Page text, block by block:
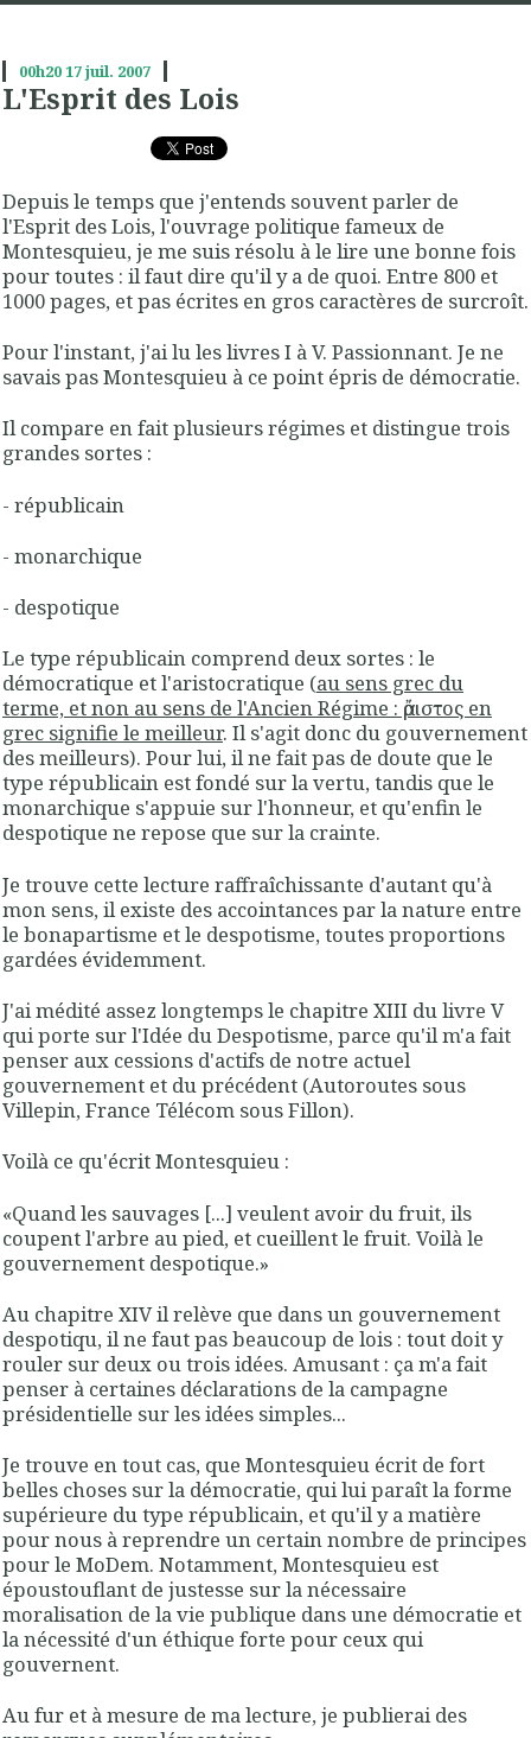
00h2017juil. 2007
L'Esprit des Lois
Depuis le temps que j'entends souvent parler de
l'Esprit des Lois, l'ouvrage politique fameux de
Montesquieu, je me suis résolu à le lire une bonne fois
pour toutes : il faut dire qu'il y a de quoi. Entre 800 et
1000 pages, et pas écrites en gros caractères de surcroît.
Pour l'instant, j'ai lu les livres I à V. Passionnant. Je ne
savais pasMontesquieu à ce point épris de démocratie.
Il compare en fait plusieurs régimes et distingue trois
grandes sortes :
- républicain
- monarchique
- despotique
Le type républicain comprend deux sortes : le
démocratique et l'aristocratique (au sens grec du
terme, et non au sens de l'Ancien Régime : ἄριστος en
grec signifie le meilleur. Il s'agit donc du gouvernement
des meilleurs). Pour lui, il ne fait pas de doute que le
type républicain est fondé sur la vertu, tandis que le
monarchique s'appuie sur l'honneur, et qu'enfin le
despotique ne repose que sur la crainte.
Je trouve cette lecture raffraîchissante d'autant qu'à
mon sens, il existe des accointances par la nature entre
le bonapartisme et le despotisme, toutes proportions
gardées évidemment.
J'ai médité assez longtemps le chapitre XIII du livre V
qui porte sur l'Idée du Despotisme, parce qu'il m'a fait
penser aux cessions d'actifs de notre actuel
gouvernement et du précédent (Autoroutes sous
Villepin, France Télécom sous Fillon).
Voilà ce qu'écrit Montesquieu :
«Quand les sauvages [...] veulent avoir du fruit, ils
coupent l'arbre au pied, et cueillent le fruit. Voilà le
gouvernement despotique.»
Au chapitre XIV il relève que dans un gouvernement
despotiqu, il ne faut pas beaucoup de lois : tout doit y
rouler sur deux ou trois idées. Amusant : ça m'a fait
penser à certaines déclarations de la campagne
présidentielle sur les idées simples...
Je trouve en tout cas, que Montesquieu écrit de fort
belles choses sur la démocratie, qui lui paraît laforme
supérieure du type républicain, et qu'il y a matière
pour nous à reprendre un certain nombre de principes
pour le MoDem. Notamment, Montesquieu est
époustouflant de justesse sur la nécessaire
moralisation de la vie publique dans une démocratie et
la nécessité d'un éthique forte pour ceux qui
gouvernent.
Au fur et à mesure de ma lecture, je publierai des